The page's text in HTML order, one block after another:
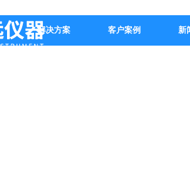
解决方案 客户案例 新